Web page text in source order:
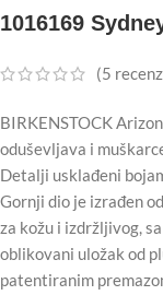
1016169
(5
BIRKENSTOCK
oduševljava i
Detalji usklađeni
Gornji dio je izrađen
za kožu i izdržljivog,
oblikovani uložak od
patentiranim